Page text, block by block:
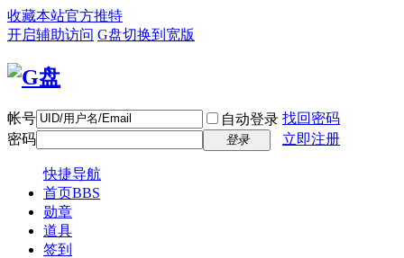
收藏本站官方推特
开启辅助访问 G盘切换到宽版
帐号 自动登录 找回密码
密码
登录 立即注册
快捷导航
首页BBS
勋章
道具
签到